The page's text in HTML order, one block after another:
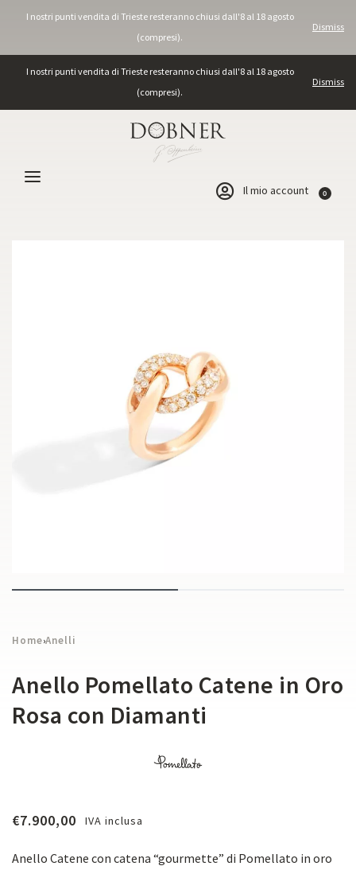
I nostri punti vendita di Trieste resteranno chiusi dall'8 al 18 agosto
(compresi).
Dismiss
I nostri punti vendita di Trieste resteranno chiusi dall'8 al 18 agosto
(compresi).
Dismiss
Il mio account 0
Home›Anelli
Anello Pomellato Catene in Oro
Rosa con Diamanti
€7.900,00 IVA inclusa
Anello Catene con catena “gourmette” di Pomellato in oro